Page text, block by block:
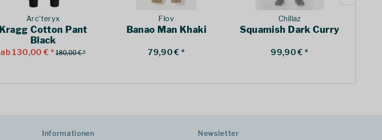
Arc'teryx
Kragg Cotton Pant
Black
ab 130,00 € * 180,00 € *
Flov
Banao Man Khaki
79,90 € *
Chillaz
Squamish Dark Curry
99,90 € *
Informationen Newsletter